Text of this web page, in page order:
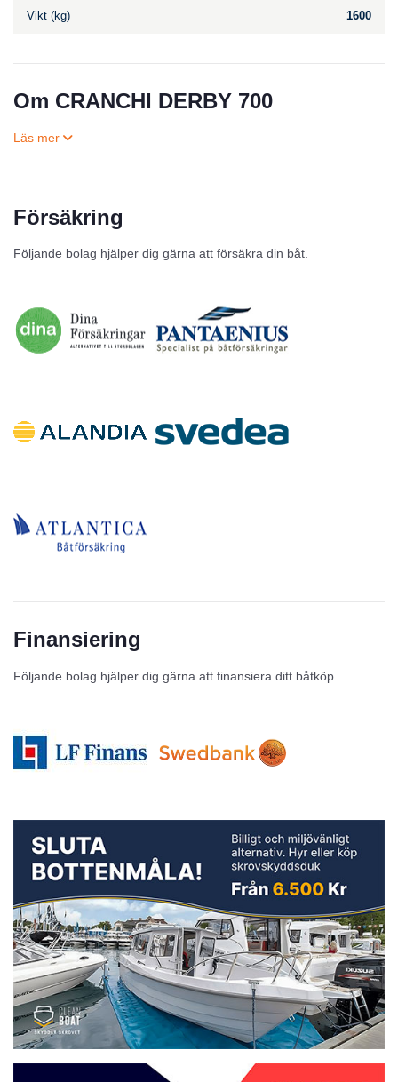
Vikt (kg) 1600
Om CRANCHI DERBY 700
Försäkring
Följande bolag hjälper dig gärna att försäkra din båt.
Finansiering
Följande bolag hjälper dig gärna att finansiera ditt båtköp.